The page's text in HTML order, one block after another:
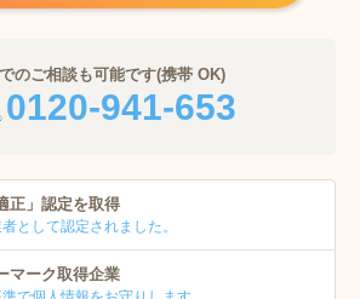
のご相談も可能です(携帯 OK)
0120-941-653
正」 認定を取得
として認定されました。
マーク取得企業